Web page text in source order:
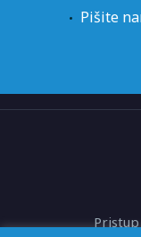
Pišite